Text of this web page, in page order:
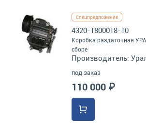
Спецпредложение
4320-1800018-10
Коробка раздаточная
сборе
Производитель:
под заказ
110 000 ₽